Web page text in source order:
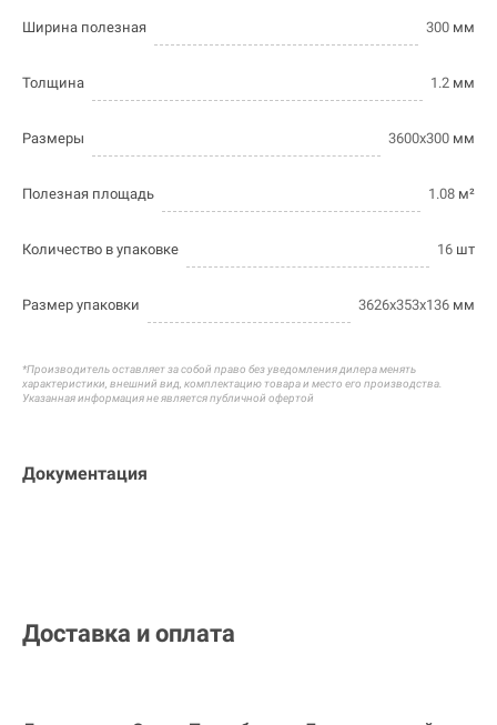
Ширина полезная 300 мм
Толщина 1.2 мм
Размеры 3600х300 мм
Полезная площадь 1.08 м²
Количество в упаковке 16 шт
Размер упаковки 3626х353х136 мм
*Производитель оставляет за собой право без уведомления дилера менять
характеристики, внешний вид, комплектацию товара и место его производства.
Указанная информация не является публичной офертой
Документация
Доставка и оплата